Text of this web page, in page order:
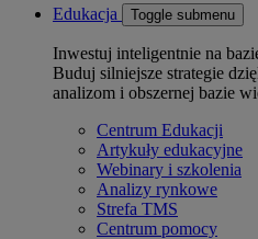
Edukacja Toggle submenu
Inwestuj inteligentnie na
Buduj silniejsze strategie
analizom i obszernej bazie
Centrum Edukacji
Artykuły edukacyjne
Webinary i szkolenia
Analizy rynkowe
Strefa TMS
Centrum pomocy